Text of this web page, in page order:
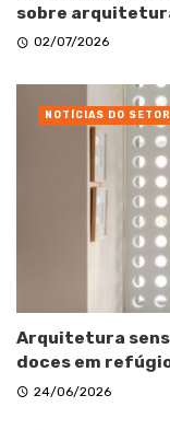
sobre
02/07/2026
Arquitetura
doces em
24/06/2026
NOTÍCIAS DO SETOR